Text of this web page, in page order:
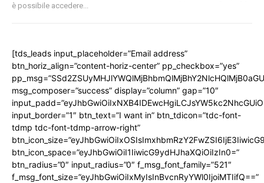
è possibile accedere...
[tds_leads input_placeholder=”Email address”
btn_horiz_align=”content-horiz-center” pp_checkbox=”yes”
msg_composer=”success” display=”column” gap=”10″
input_border=”1″ btn_text=”I want in” btn_tdicon=”tdc-font-
tdmp tdc-font-tdmp-arrow-right”
btn_icon_space=”eyJhbGwiOiI1IiwicG9ydHJhaXQiOiIzIn0=”
btn_radius=”0″ input_radius=”0″ f_msg_font_family=”521″
f_msg_font_size=”eyJhbGwiOiIxMyIsInBvcnRyYWl0IjoiMTIifQ==”